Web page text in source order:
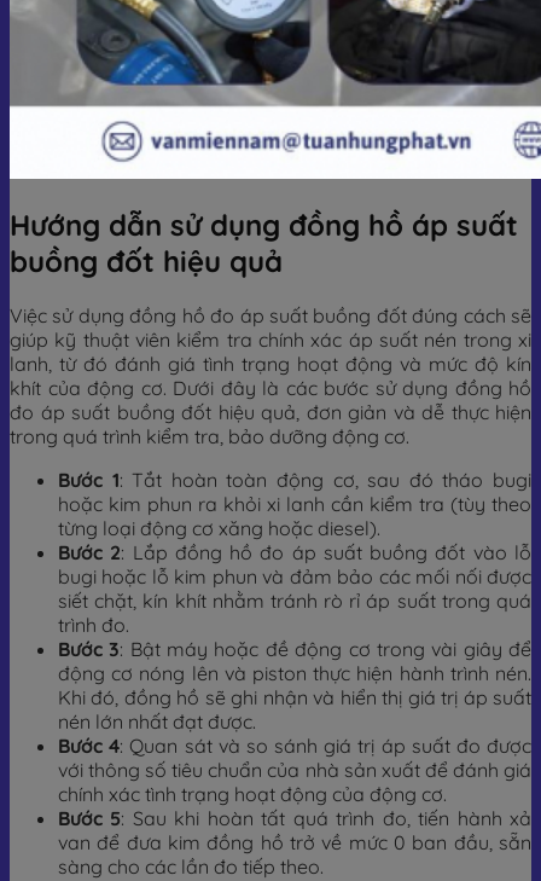
Hướng dẫn sử dụng đồng hồ áp suất
buồng đốt hiệu quả
Việc sử dụng đồng hồ đo áp suất buồng đốt đúng cách sẽ
giúp kỹ thuật viên kiểm tra chính xác áp suất nén trong xi
lanh, từ đó đánh giá tình trạng hoạt động và mức độ kín
khít của động cơ. Dưới đây là các bước sử dụng đồng hồ
đo áp suất buồng đốt hiệu quả, đơn giản và dễ thực hiện
trong quá trình kiểm tra, bảo dưỡng động cơ.
Bước 1: Tắt hoàn toàn động cơ, sau đó tháo bugi
hoặc kim phun ra khỏi xi lanh cần kiểm tra (tùy theo
từng loại động cơ xăng hoặc diesel).
Bước 2: Lắp đồng hồ đo áp suất buồng đốt vào lỗ
bugi hoặc lỗ kim phun và đảm bảo các mối nối được
siết chặt, kín khít nhằm tránh rò rỉ áp suất trong quá
trình đo.
Bước 3: Bật máy hoặc đề động cơ trong vài giây để
động cơ nóng lên và piston thực hiện hành trình nén.
Khi đó, đồng hồ sẽ ghi nhận và hiển thị giá trị áp suất
nén lớn nhất đạt được.
Bước 4: Quan sát và so sánh giá trị áp suất đo được
với thông số tiêu chuẩn của nhà sản xuất để đánh giá
chính xác tình trạng hoạt động của động cơ.
Bước 5: Sau khi hoàn tất quá trình đo, tiến hành xả
van để đưa kim đồng hồ trở về mức 0 ban đầu, sẵn
sàng cho các lần đo tiếp theo.